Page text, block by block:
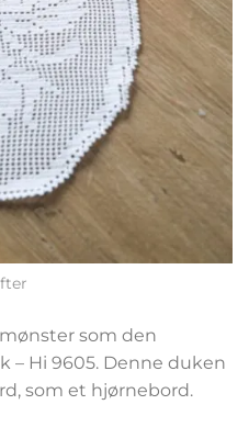
som den
– Hi 9605. Denne duken
som et hjørnebord.